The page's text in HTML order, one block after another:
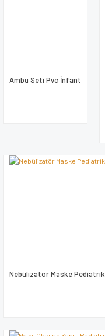
Ambu Seti Pvc İnfant
Nebülizatör Maske Pediatrik